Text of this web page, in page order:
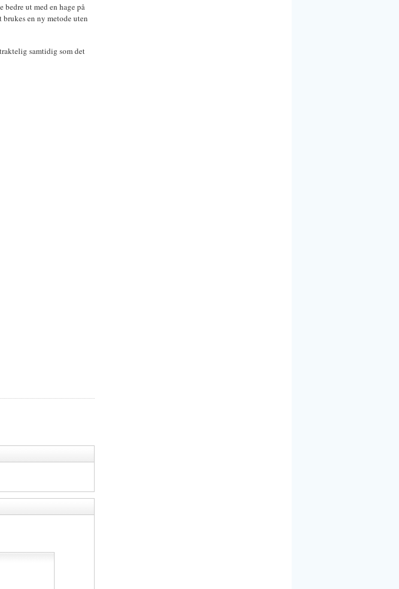
ut med en hage på
en ny metode uten
samtidig som det